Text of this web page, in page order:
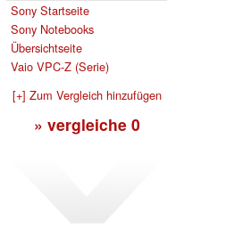
Sony Startseite
Sony Notebooks
Übersichtseite
Vaio VPC-Z (Serie)
[+] Zum Vergleich hinzufügen
» vergleiche 0